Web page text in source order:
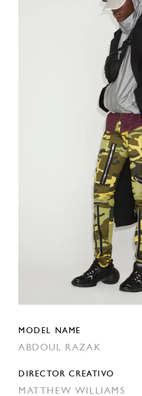
MODEL NAME
ABDOUL RAZAK
DIRECTOR CREATIVO
MATTHEW WILLIAMS